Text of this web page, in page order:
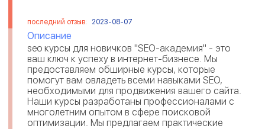
последний отзыв: 2023-08-07
Описание
seo курсы для новичков "SEO-академия" - это
ваш ключ к успеху в интернет-бизнесе. Мы
предоставляем обширные курсы, которые
помогут вам овладеть всеми навыками SEO,
необходимыми для продвижения вашего сайта.
Наши курсы разработаны профессионалами с
многолетним опытом в сфере поисковой
оптимизации. Мы предлагаем практические